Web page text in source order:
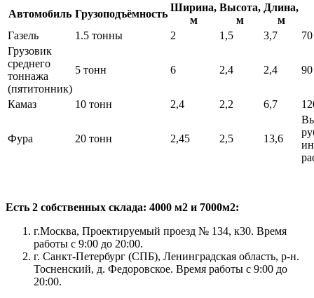
Автомобиль Грузоподъёмность
Ширина,
м
Высота,
м
Длина,
м
Газель
1.5 тонны 2 1,5 3,7
Грузовик
среднего
тоннажа
(пятитонник)
5 тонн 6 2,4 2,4
Камаз 10 тонн 2,4 2,2 6,7
Фура 20 тонн 2,45 2,5 13,6
Есть 2 собственных склада: 4000 м2 и 7000м2:
г.Москва, Проектируемый проезд № 134, к30. Время
работы с 9:00 до 20:00.
г. Санкт-Петербург (СПБ), Ленинградская область, р-н.
Тосненский, д. Федоровское. Время работы с 9:00 до
20:00.